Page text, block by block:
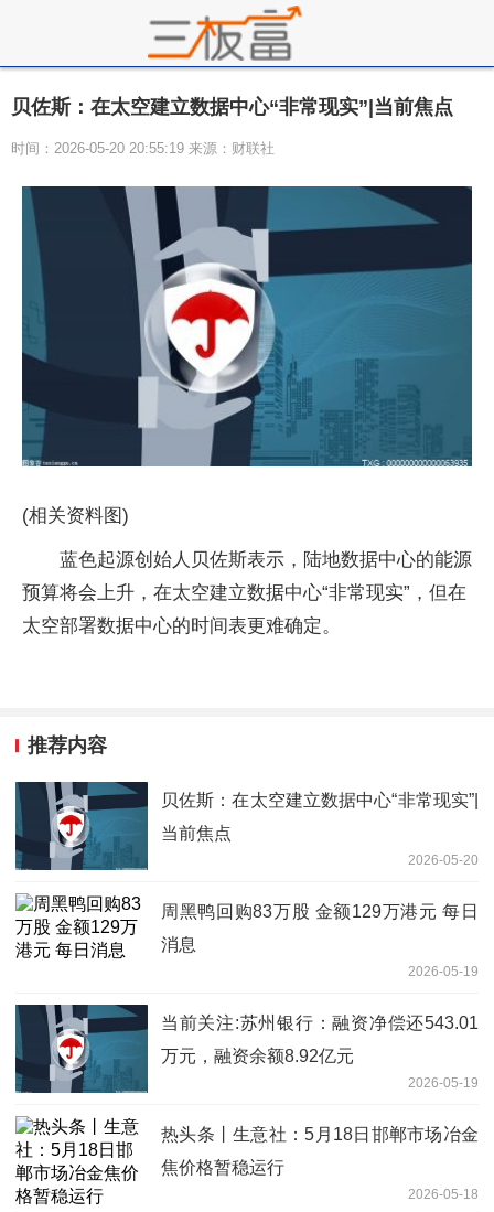
贝佐斯：在太空建立数据中心“非常现实”|当前焦点
时间：2026-05-20 20:55:19 来源：财联社
(相关资料图)
蓝色起源创始人贝佐斯表示，陆地数据中心的能源
预算将会上升，在太空建立数据中心“非常现实”，但在
太空部署数据中心的时间表更难确定。
推荐内容
贝佐斯：在太空建立数据中心“非常现实”|
当前焦点
2026-05-20
周黑鸭回购83万股 金额129万港元 每日
消息
2026-05-19
当前关注:苏州银行：融资净偿还543.01
万元，融资余额8.92亿元
2026-05-19
热头条丨生意社：5月18日邯郸市场冶金
焦价格暂稳运行
2026-05-18